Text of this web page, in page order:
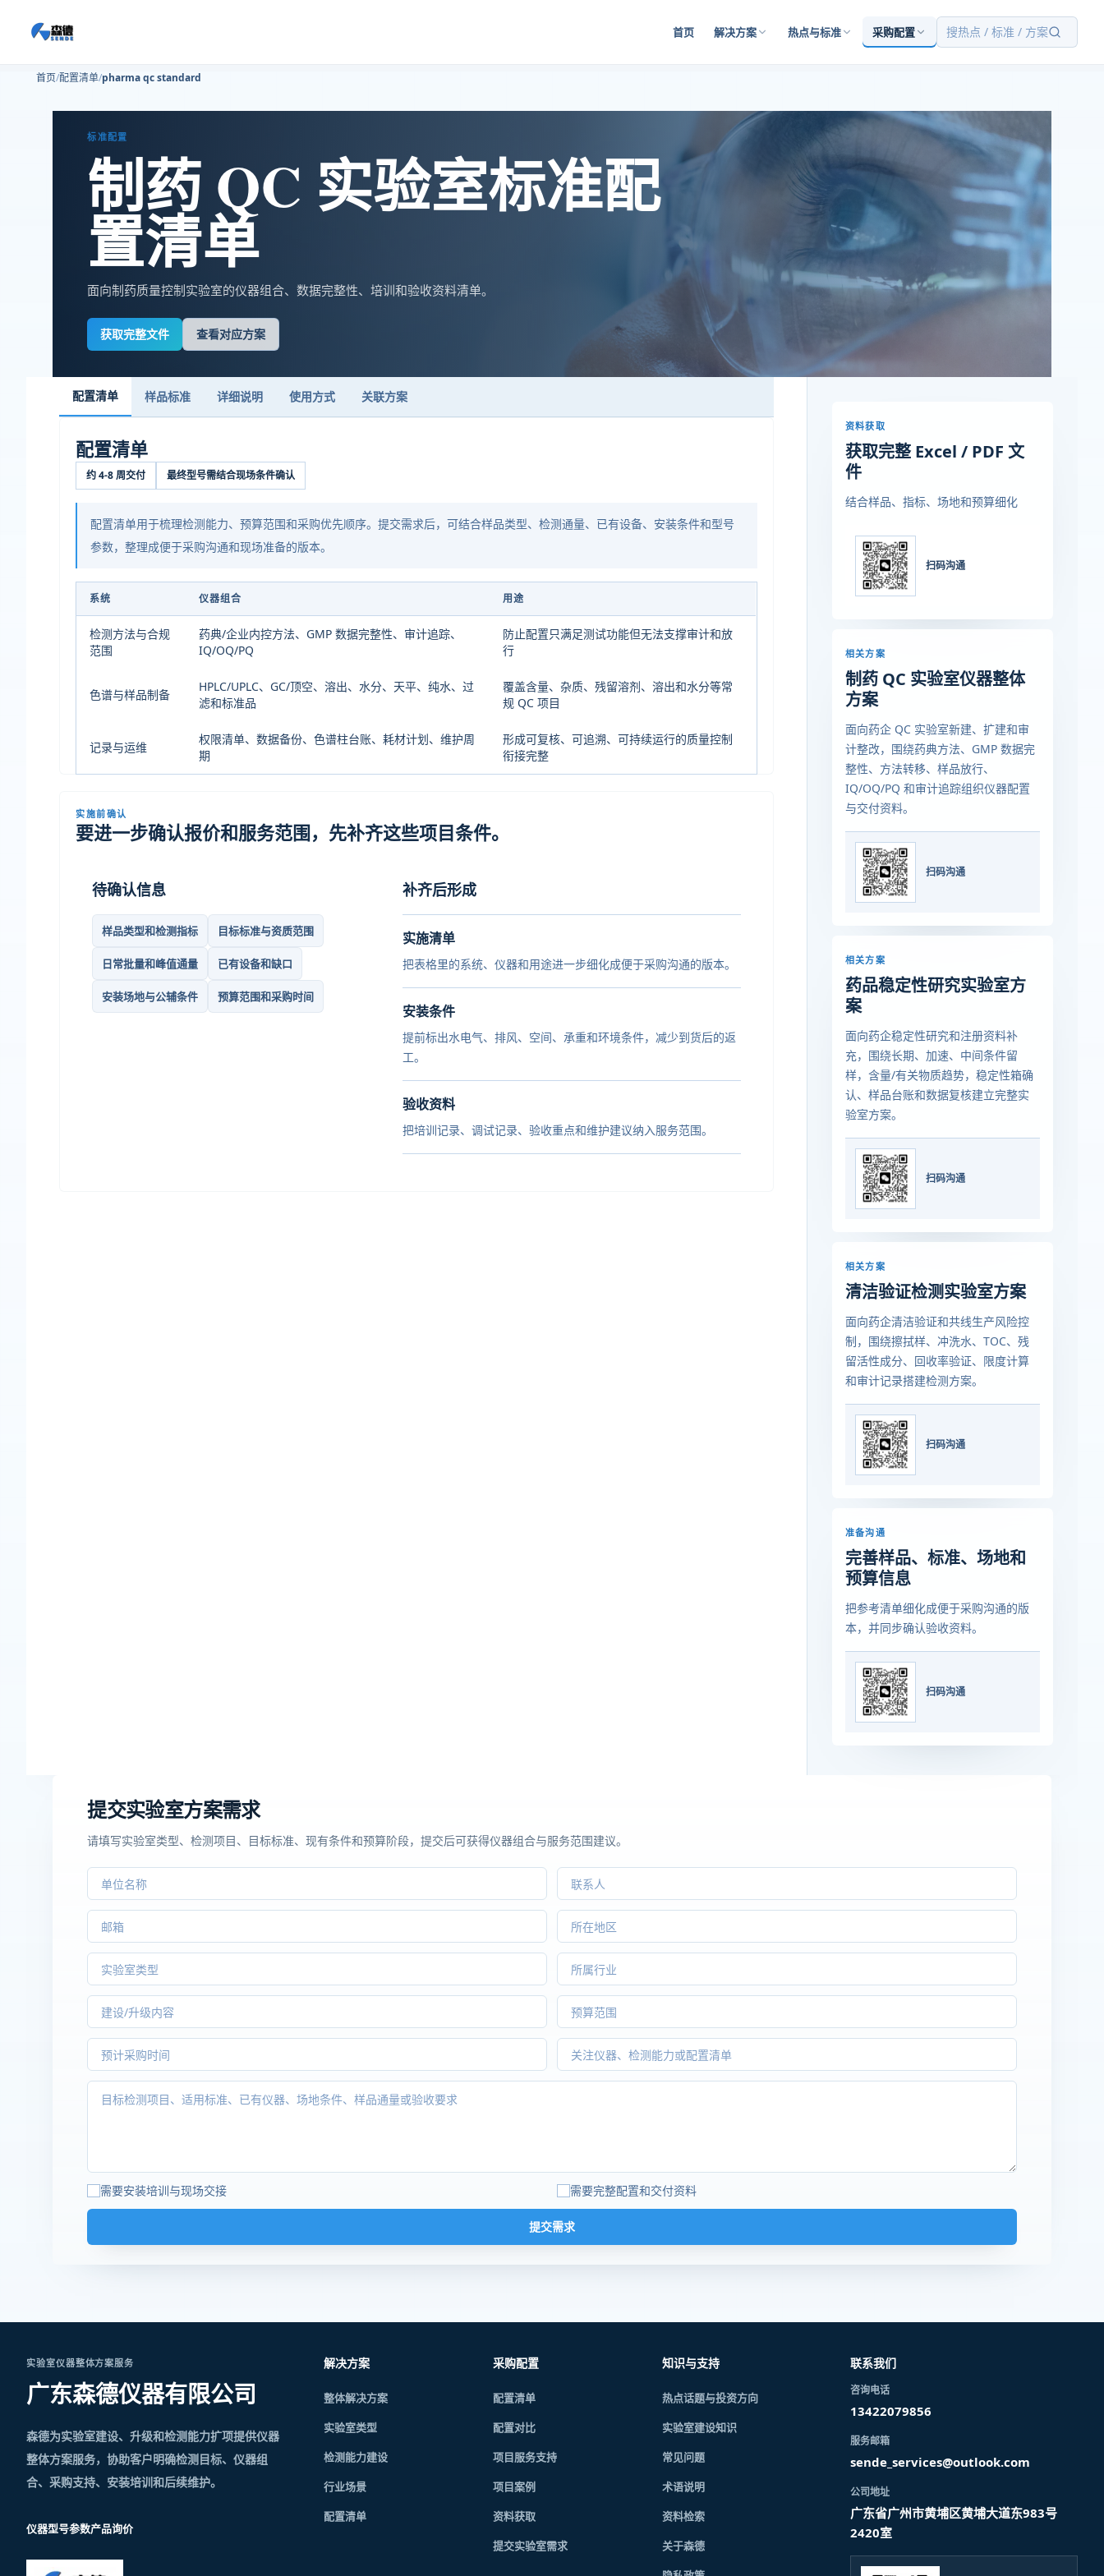
首页 解决方案 热点与标准 采购配置 搜热点 / 标准 / 方案
首页 配置清单 pharma qc standard
标准配置
制药 QC 实验室标准配
置清单
面向制药质量控制实验室的仪器组合、数据完整性、培训和验收资料清单。
获取完整文件 查看对应方案
配置清单 样品标准 详细说明 使用方式 关联方案
配置清单
约 4-8 周交付 最终型号需结合现场条件确认
配置清单用于梳理检测能力、预算范围和采购优先顺序。提交需求后，可结合样品类型、检测通量、已有设备、安装条件和型号
参数，整理成便于采购沟通和现场准备的版本。
系统 仪器组合 用途
检测方法与合规
范围
药典/企业内控方法、GMP 数据完整性、审计追踪、
IQ/OQ/PQ
防止配置只满足测试功能但无法支撑审计和放
行
色谱与样品制备
HPLC/UPLC、GC/顶空、溶出、水分、天平、纯水、过
滤和标准品
覆盖含量、杂质、残留溶剂、溶出和水分等常
规 QC 项目
记录与运维
权限清单、数据备份、色谱柱台账、耗材计划、维护周
期
形成可复核、可追溯、可持续运行的质量控制
衔接完整
实施前确认
要进一步确认报价和服务范围，先补齐这些项目条件。
待确认信息
样品类型和检测指标 目标标准与资质范围
日常批量和峰值通量 已有设备和缺口
安装场地与公辅条件 预算范围和采购时间
补齐后形成
实施清单
把表格里的系统、仪器和用途进一步细化成便于采购沟通的版本。
安装条件
提前标出水电气、排风、空间、承重和环境条件，减少到货后的返
工。
验收资料
把培训记录、调试记录、验收重点和维护建议纳入服务范围。
资料获取
获取完整 Excel / PDF 文
件
结合样品、指标、场地和预算细化
扫码沟通
相关方案
制药 QC 实验室仪器整体
方案
面向药企 QC 实验室新建、扩建和审
计整改，围绕药典方法、GMP 数据完
整性、方法转移、样品放行、
IQ/OQ/PQ 和审计追踪组织仪器配置
与交付资料。
扫码沟通
相关方案
药品稳定性研究实验室方
案
面向药企稳定性研究和注册资料补
充，围绕长期、加速、中间条件留
样，含量/有关物质趋势，稳定性箱确
认、样品台账和数据复核建立完整实
验室方案。
扫码沟通
相关方案
清洁验证检测实验室方案
面向药企清洁验证和共线生产风险控
制，围绕擦拭样、冲洗水、TOC、残
留活性成分、回收率验证、限度计算
和审计记录搭建检测方案。
扫码沟通
准备沟通
完善样品、标准、场地和
预算信息
把参考清单细化成便于采购沟通的版
本，并同步确认验收资料。
扫码沟通
提交实验室方案需求
请填写实验室类型、检测项目、目标标准、现有条件和预算阶段，提交后可获得仪器组合与服务范围建议。
需要安装培训与现场交接 需要完整配置和交付资料
提交需求
实验室仪器整体方案服务
广东森德仪器有限公司
森德为实验室建设、升级和检测能力扩项提供仪器
整体方案服务，协助客户明确检测目标、仪器组
合、采购支持、安装培训和后续维护。
仪器型号参数产品询价
解决方案
整体解决方案
实验室类型
检测能力建设
行业场景
配置清单
采购配置
配置清单
配置对比
项目服务支持
项目案例
资料获取
提交实验室需求
知识与支持
热点话题与投资方向
实验室建设知识
常见问题
术语说明
资料检索
关于森德
联系我们
咨询电话
13422079856
服务邮箱
sende_services@outlook.com
公司地址
广东省广州市黄埔区黄埔大道东983号
2420室